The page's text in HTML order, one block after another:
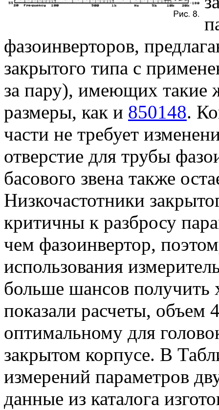
фазоинверторов,
закрытого типа с
за пару), имеющих такие
размеры, как и 850148.
части не требует
отверстие для трубы
басового звена также
Низкочастотники
критичны к разбросу
чем фазоинвертор,
использования
больше шансов получить
показали расчеты, объем
оптимальному для
закрытом корпусе. В
измерений параметров
данные из каталога